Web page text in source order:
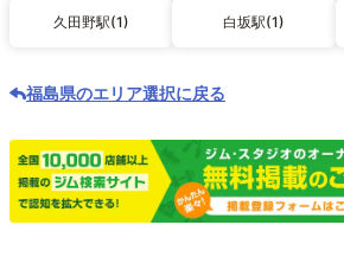
久田野駅(1) 白坂駅(1)
福島県のエリア選択に戻る